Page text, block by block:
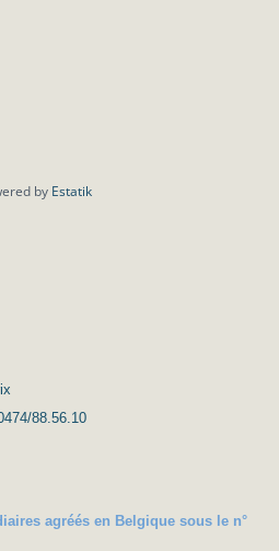
by Estatik
88.56.10
agréés en Belgique sous le n°